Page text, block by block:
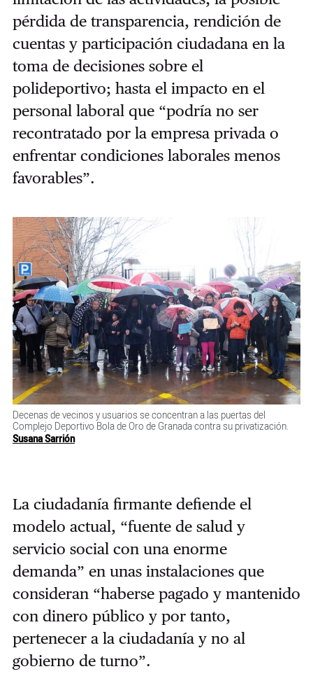
pérdida de transparencia, rendición de
cuentas y participación ciudadana en la
toma de decisiones sobre el
polideportivo; hasta el impacto en el
personal laboral que “podría no ser
recontratado por la empresa privada o
enfrentar condiciones laborales menos
favorables”.
Decenas de vecinos y usuarios se concentran a las puertas del
Complejo Deportivo Bola de Oro de Granada contra su privatización.
Susana Sarrión
La ciudadanía firmante defiende el
modelo actual, “fuente de salud y
servicio social con una enorme
demanda” en unas instalaciones que
consideran “haberse pagado y mantenido
con dinero público y por tanto,
pertenecer a la ciudadanía y no al
gobierno de turno”.